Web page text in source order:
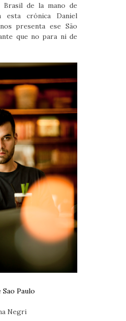
de la mano de
esta crónica Daniel
presenta ese São
que no para ni de
Paulo
Negri